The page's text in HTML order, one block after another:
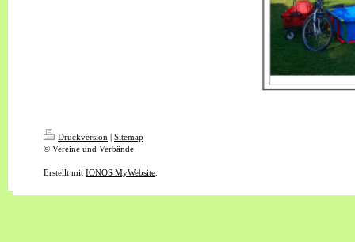
Druckversion | Sitemap
© Vereine und Verbände
Erstellt mit IONOS MyWebsite